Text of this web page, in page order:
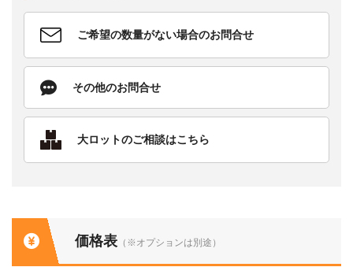
ご希望の数量がない場合のお問合せ
その他のお問合せ
大ロットのご相談はこちら
価格表 （※オプションは別途）